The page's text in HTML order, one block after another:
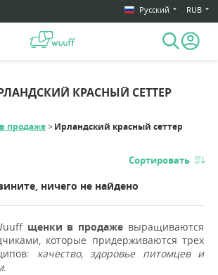
Русский RUB
КРАСНЫЙ СЕТТЕР
продаже Ирландский красный сеттер
Сортировать
ничего не найдено
щенки в продаже выращиваются
которые придерживаются трех
качество, здоровье питомцев и
.